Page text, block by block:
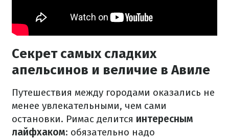
Секрет самых сладких
апельсинов и величие в Авиле
Путешествия между городами оказались не
менее увлекательными, чем сами
остановки. Римас делится интересным
лайфхаком: обязательно надо